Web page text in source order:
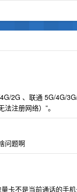
2G 、联通 5G/4G/
注册网络）”。
问题啊
卡不是当前通话的手机